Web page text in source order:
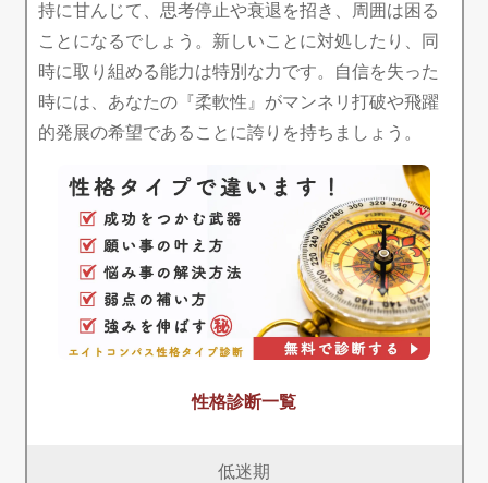
持に甘んじて、思考停止や衰退を招き、周囲は困る
ことになるでしょう。新しいことに対処したり、同
時に取り組める能力は特別な力です。自信を失った
時には、あなたの『柔軟性』がマンネリ打破や飛躍
的発展の希望であることに誇りを持ちましょう。
性格診断一覧
低迷期